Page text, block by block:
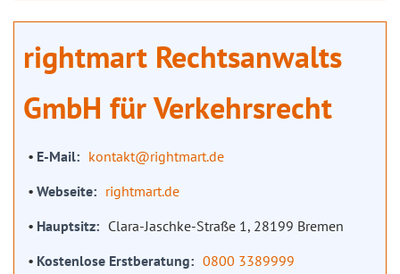
rightmart Rechtsanwalts
GmbH für Verkehrsrecht
E-Mail
kontakt@rightmart.de
Webseite
rightmart.de
Hauptsitz
Clara-Jaschke-Straße 1, 28199 Bremen
Kostenlose Erstberatung
0800 3389999